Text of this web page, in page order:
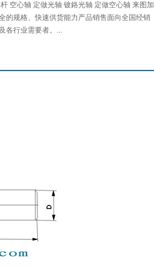
空心轴 定做光轴 镀鉻光轴 定做空心轴 来图加
的规格、快速供货能力产品销售面向全国经销
各行业需要者。...